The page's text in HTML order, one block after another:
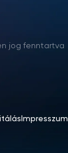
jog fenntartva
Impresszum